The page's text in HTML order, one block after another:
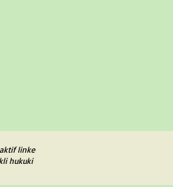
aktif linke
hukuki